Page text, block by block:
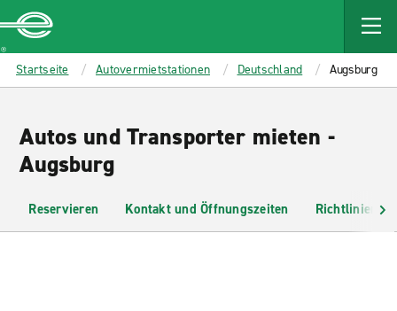
MAIN
CONTENT
Enterprise
Startseite Autovermietstationen Deutschland Augsburg
Autos und Transporter mieten -
Augsburg
Reservieren Kontakt und Öffnungszeiten Richtlinien